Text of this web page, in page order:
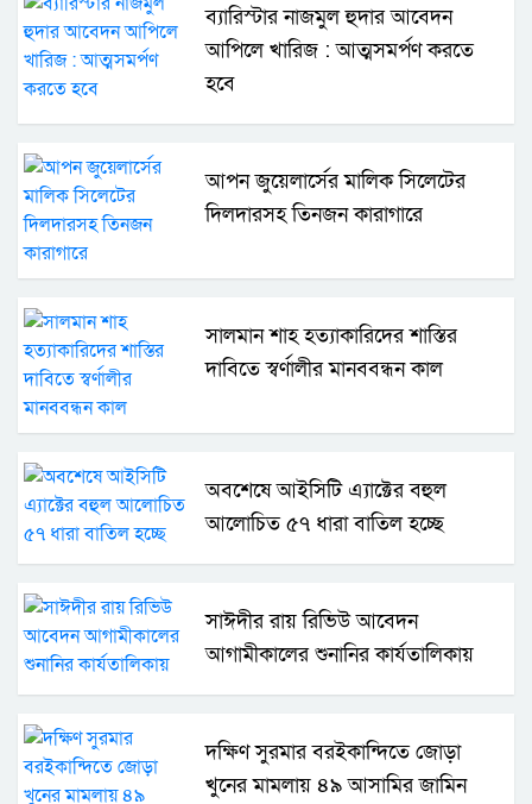
ব্যারিস্টার নাজমুল হুদার আবেদন
আপিলে খারিজ : আত্মসমর্পণ করতে
হবে
আপন জুয়েলার্সের মালিক সিলেটের
দিলদারসহ তিনজন কারাগারে
সালমান শাহ হত্যাকারিদের শাস্তির
দাবিতে স্বর্ণালীর মানববন্ধন কাল
অবশেষে আইসিটি এ্যাক্টের বহুল
আলোচিত ৫৭ ধারা বাতিল হচ্ছে
সাঈদীর রায় রিভিউ আবেদন
আগামীকালের শুনানির কার্যতালিকায়
দক্ষিণ সুরমার বরইকান্দিতে জোড়া
খুনের মামলায় ৪৯ আসামির জামিন